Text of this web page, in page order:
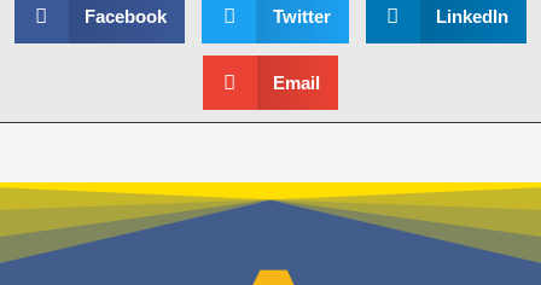
Facebook Twitter LinkedIn
Email